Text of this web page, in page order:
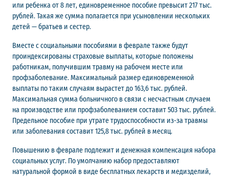
или ребенка от 8 лет, единовременное пособие превысит 217 тыс.
рублей. Такая же сумма полагается при усыновлении нескольких
детей — братьев и сестер.
Вместе с социальными пособиями в феврале также будут
проиндексированы страховые выплаты, которые положены
работникам, получившим травму на рабочем месте или
профзаболевание. Максимальный размер единовременной
выплаты по таким случаям вырастет до 163,6 тыс. рублей.
Максимальная сумма больничного в связи с несчастным случаем
на производстве или профзаболеванием составит 503 тыс. рублей.
Предельное пособие при утрате трудоспособности из-за травмы
или заболевания составит 125,8 тыс. рублей в месяц.
Повышению в феврале подлежит и денежная компенсация набора
социальных услуг. По умолчанию набор предоставляют
натуральной формой в виде бесплатных лекарств и медизделий,